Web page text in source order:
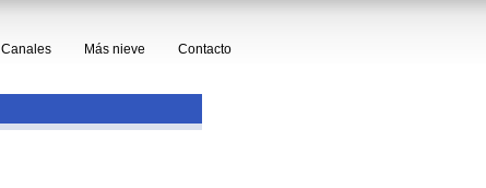
Canales Más nieve Contacto